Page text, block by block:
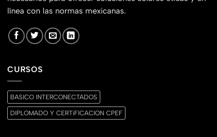
línea con las normas mexicanas.
CURSOS
BASICO INTERCONECTADOS
DIPLOMADO Y CERTiFICACION CPEF